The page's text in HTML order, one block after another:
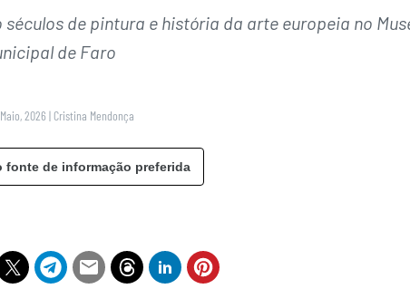
de pintura e história da arte europeia no
de Faro
2026 | Cristina Mendonça
fonte de informação preferida